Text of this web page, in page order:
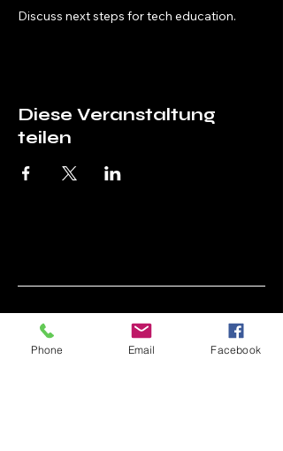
Discuss next steps for tech education.
Diese Veranstaltung
teilen
Asociația Prietenii
Tehnicii (APT)
Phone Email Facebook